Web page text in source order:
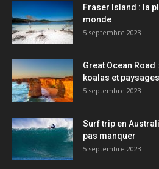
Fraser Island : la
monde
5 septembre 2023
Great Ocean
koalas et
5 septembre 2023
Surf trip en
pas manquer
5 septembre 2023